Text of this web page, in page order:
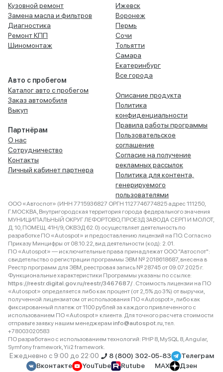
Кузовной ремонт
Замена масла и фильтров
Диагностика
Ремонт КПП
Шиномонтаж
Авто с пробегом
Каталог авто с пробегом
Заказ автомобиля
Выкуп
Партнёрам
О нас
Сотрудничество
Контакты
Личный кабинет партнера
Ижевск
Воронеж
Пермь
Сочи
Тольятти
Самара
Екатеринбург
Все города
Описание продукта
Политика
конфиденциальности
Правила работы программы
Пользовательское
соглашение
Согласие на получение
рекламных рассылок
Политика для контента,
генерируемого
пользователями
ООО «Автоспот» (ИНН 7715936827 ОРГН 1127746774825 адрес 111250,
Г.МОСКВА, Внутригородская территория города федерального значения
МУНИЦИПАЛЬНЫЙ ОКРУГ ЛЕФОРТОВО, ПРОЕЗД ЗАВОДА СЕРП И МОЛОТ,
Д. 10, ПОМЕЩ. 41Н/9, ОКВЭД 62.0) осуществляет деятельность по
разработке ПО «Autospot» и предоставлению лицензий на ПО. Согласно
Приказу Минцифры от 08.10.22, вид деятельности (код): 2.01.
ПО «Autospot» — исключительные права принадлежат ООО "Автоспот":
свидетельство о регистрации программы ЭВМ № 2018618687, внесена в
Реестр программ для ЭВМ, реестровая запись № 28745 от 09.07.2025 г.
Функциональные характеристики Программы указаны по ссылке:
https://reestr.digital.gov.ru/reestr/3467687/ . Стоимость лицензии на ПО
«Autospot» определяется либо как процент (от 2,5% до 3%) от выручки,
полученной лицензиатом от использования ПО «Autospot», либо как
фиксированный платеж от 1100 рублей за каждого привлеченного с
использованием ПО «Autospot» клиента. Для точного расчета стоимости
отправьте заявку нашим менеджерам info@autospot.ru, тел.
+78003020583
ПО разработано с использованием технологий: PHP 8, MySQL 8, Angular,
Symfony framework, Yii2 framework.
Ежедневно с 9:00 до 22:00 8 (800) 302-05-83
Телеграм
Вконтакте
YouTube Rutube MAX
Дзен